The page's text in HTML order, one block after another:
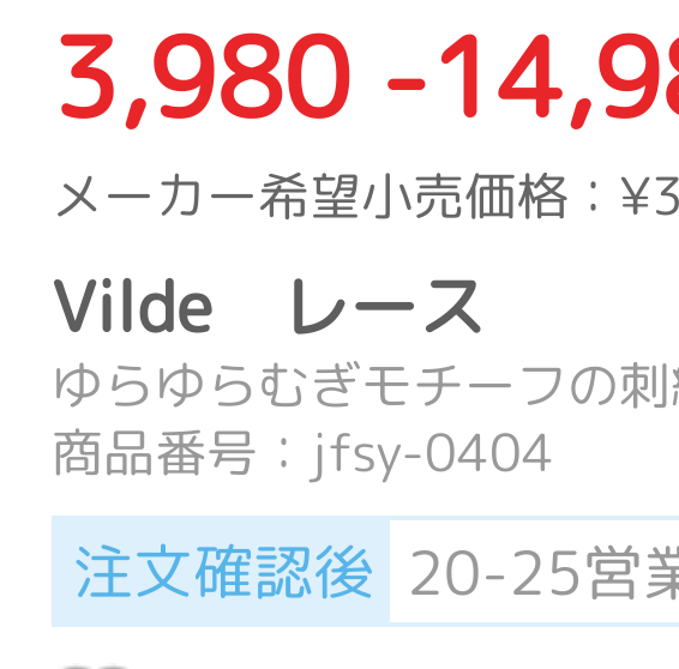
3,980 -
メーカー希望小売価格：
Vilde レース
ゆらゆらむぎモチーフの
商品番号：jfsy-0404
注文確認後 20-25営